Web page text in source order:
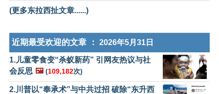
(更多东拉西扯文章......)
近期最受欢迎的文章 ： 2026年5月31日
1.儿童零食变“杀蚁新药” 引网友热议与社
会反思 🖼️ (109,182次)
2.川普以“奉承术”与中共过招 破除“东升西